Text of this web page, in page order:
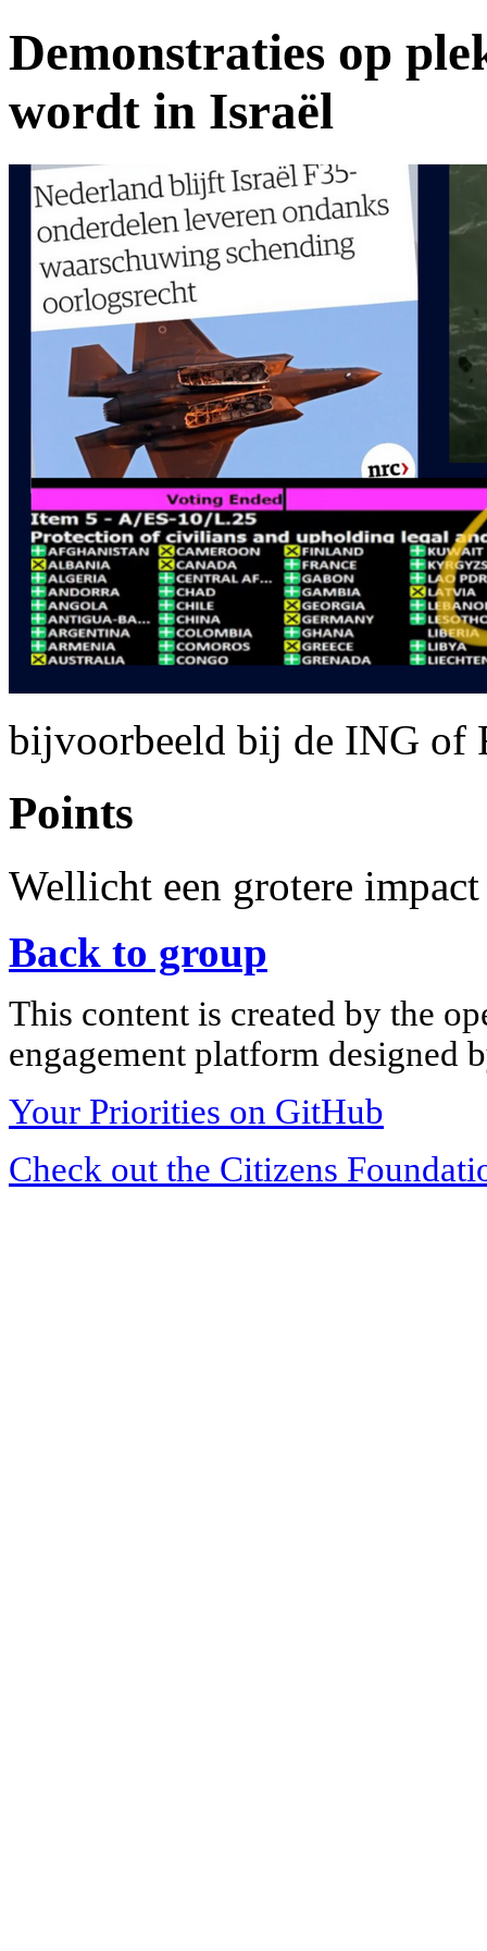
Demonstraties op
wordt in Israël
bijvoorbeeld bij de ING of
Points
Wellicht een grotere impact
Back to group
This content is created by the
engagement platform designed
Your Priorities on GitHub
Check out the Citizens